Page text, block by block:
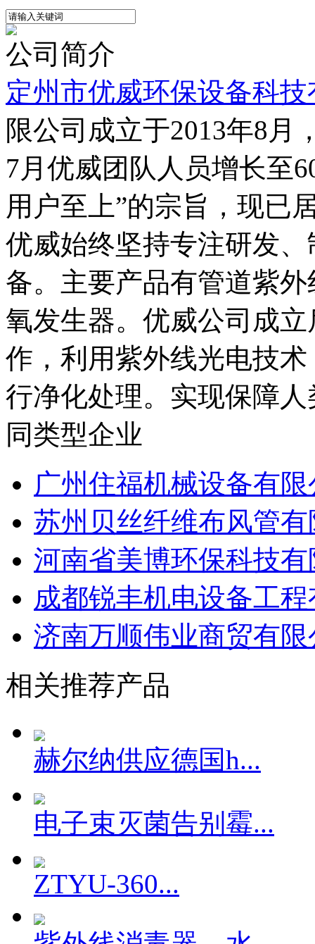
公司简介
定州市优威环保设备科
限公司成立于2013年8月
7月优威团队人员增长至
用户至上”的宗旨，现已
优威始终坚持专注研发
备。主要产品有管道紫
氧发生器。优威公司成
作，利用紫外线光电技
行净化处理。实现保障
同类型企业
广州住福机械设备有
苏州贝丝纤维布风管
河南省美博环保科技
成都锐丰机电设备工
济南万顺伟业商贸有限
相关推荐产品
赫尔纳供应德国h...
电子束灭菌告别霉...
ZTYU-360...